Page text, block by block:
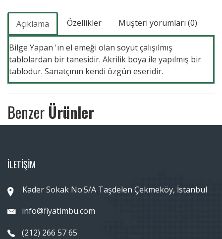
Açıklama Özellikler Müşteri yorumları (0)
Bilge Yapan 'ın el emeği olan soyut çalışılmış
tablolardan bir tanesidir. Akrilik boya ile yapılmış bir
tablodur. Sanatçının kendi özgün eseridir.
Benzer Ürünler
İLETİŞİM
Kader Sokak No:5/A Taşdelen Çekmeköy, İstanbul
info@fiyatimbu.com
(212) 266 57 65